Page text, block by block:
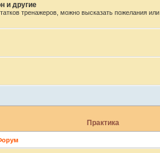
и другие
тренажеров, можно высказать пожелания или
Практика